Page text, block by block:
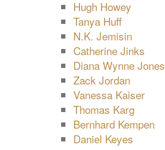
Hugh Howey
Tanya Huff
N.K. Jemisin
Catherine Jinks
Diana Wynne Jones
Zack Jordan
Vanessa Kaiser
Thomas Karg
Bernhard Kempen
Daniel Keyes